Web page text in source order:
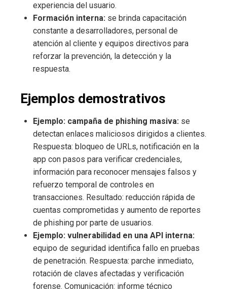
experiencia del usuario.
Formación interna: se brinda capacitación
constante a desarrolladores, personal de
atención al cliente y equipos directivos para
reforzar la prevención, la detección y la
respuesta.
Ejemplos demostrativos
Ejemplo: campaña de phishing masiva: se
detectan enlaces maliciosos dirigidos a clientes.
Respuesta: bloqueo de URLs, notificación en la
app con pasos para verificar credenciales,
información para reconocer mensajes falsos y
refuerzo temporal de controles en
transacciones. Resultado: reducción rápida de
cuentas comprometidas y aumento de reportes
de phishing por parte de usuarios.
Ejemplo: vulnerabilidad en una API interna:
equipo de seguridad identifica fallo en pruebas
de penetración. Respuesta: parche inmediato,
rotación de claves afectadas y verificación
forense. Comunicación: informe técnico